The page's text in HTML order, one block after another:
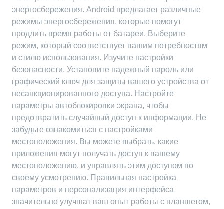
энергосбережения. Android предлагает различные
режимы энергосбережения, которые помогут
продлить время работы от батареи. Выберите
режим, который соответствует вашим потребностям
и стилю использования. Изучите настройки
безопасности. Установите надежный пароль или
графический ключ для защиты вашего устройства от
несанкционированного доступа. Настройте
параметры автоблокировки экрана, чтобы
предотвратить случайный доступ к информации. Не
забудьте ознакомиться с настройками
местоположения. Вы можете выбрать, какие
приложения могут получать доступ к вашему
местоположению, и управлять этим доступом по
своему усмотрению. Правильная настройка
параметров и персонализация интерфейса
значительно улучшат ваш опыт работы с планшетом,